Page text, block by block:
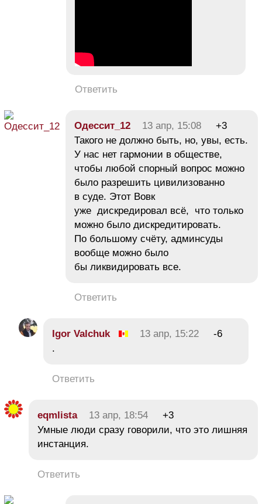
Ответить
Одессит_12 13 апр, 15:08
+3
Такого не должно быть, но, увы, есть.
У нас нет гармонии в обществе,
чтобы любой спорный вопрос можно
было разрешить цивилизованно
в суде. Этот Вовк
уже дискредировал всё, что только
можно было дискредитировать.
По большому счёту, админсуды
вообще можно было
бы ликвидировать все.
Ответить
Igor Valchuk 13 апр, 15:22
-6
.
Ответить
eqmlista 13 апр, 18:54
+3
Умные люди сразу говорили, что это лишняя
инстанция.
Ответить